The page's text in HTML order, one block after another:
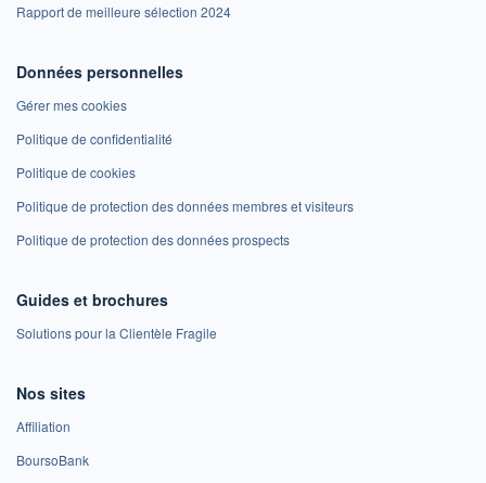
Rapport de meilleure sélection 2024
Données personnelles
Gérer mes cookies
Politique de confidentialité
Politique de cookies
Politique de protection des données membres et visiteurs
Politique de protection des données prospects
Guides et brochures
Solutions pour la Clientèle Fragile
Nos sites
Affiliation
BoursoBank